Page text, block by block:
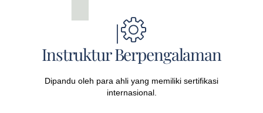
Instruktur Berpengalaman
Dipandu oleh para ahli yang memiliki sertifikasi
internasional.